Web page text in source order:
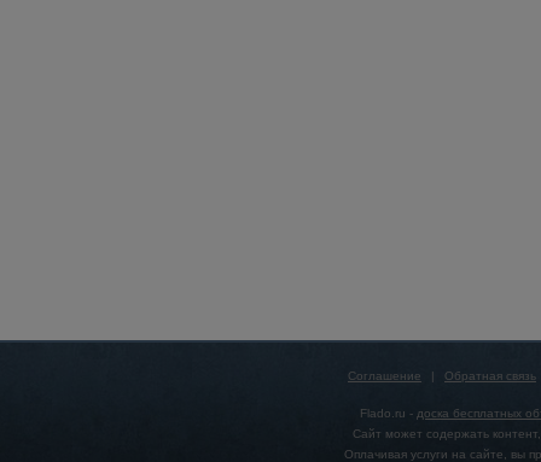
Соглашение | Обратная связь
Flado.ru - доска бесплатных
Сайт может содержать
Оплачивая услуги на сайте, вы